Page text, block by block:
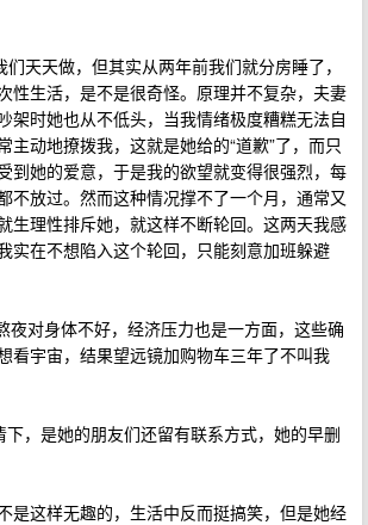
们天天做，但其实从两年前我们就分房睡了，
性生活，是不是很奇怪。原理并不复杂，夫妻
架时她也从不低头，当我情绪极度糟糕无法自
主动地撩拨我，这就是她给的“道歉”了，而只
到她的爱意，于是我的欲望就变得很强烈，每
不放过。然而这种情况撑不了一个月，通常又
生理性排斥她，就这样不断轮回。这两天我感
实在不想陷入这个轮回，只能刻意加班躲避
夜对身体不好，经济压力也是一方面，这些确
看宇宙，结果望远镜加购物车三年了不叫我
下，是她的朋友们还留有联系方式，她的早删
是这样无趣的，生活中反而挺搞笑，但是她经